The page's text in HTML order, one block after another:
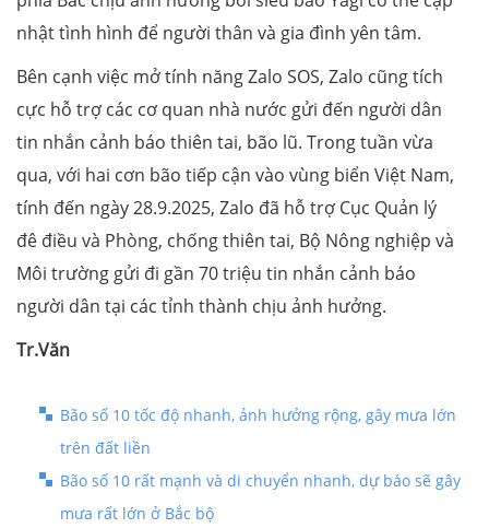
nhật tình hình để người thân và gia đình yên tâm.
Bên cạnh việc mở tính năng Zalo SOS, Zalo cũng tích
cực hỗ trợ các cơ quan nhà nước gửi đến người dân
tin nhắn cảnh báo thiên tai, bão lũ. Trong tuần vừa
qua, với hai cơn bão tiếp cận vào vùng biển Việt Nam,
tính đến ngày 28.9.2025, Zalo đã hỗ trợ Cục Quản lý
đê điều và Phòng, chống thiên tai, Bộ Nông nghiệp và
Môi trường gửi đi gần 70 triệu tin nhắn cảnh báo
người dân tại các tỉnh thành chịu ảnh hưởng.
Tr.Văn
Bão số 10 tốc độ nhanh, ảnh hưởng rộng, gây mưa lớn
trên đất liền
Bão số 10 rất mạnh và di chuyển nhanh, dự báo sẽ gây
mưa rất lớn ở Bắc bộ